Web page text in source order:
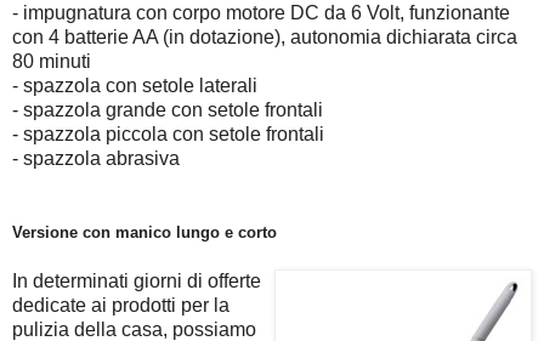
- impugnatura con corpo motore DC da 6 Volt, funzionante
con 4 batterie AA (in dotazione), autonomia dichiarata circa
80 minuti
- spazzola con setole laterali
- spazzola grande con setole frontali
- spazzola piccola con setole frontali
- spazzola abrasiva
Versione con manico lungo e corto
In determinati giorni di offerte
dedicate ai prodotti per la
pulizia della casa, possiamo